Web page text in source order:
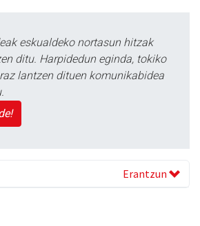
eskualdeko nortasun hitzak
ditu. Harpidedun eginda, tokiko
lantzen dituen komunikabidea
Erantzun